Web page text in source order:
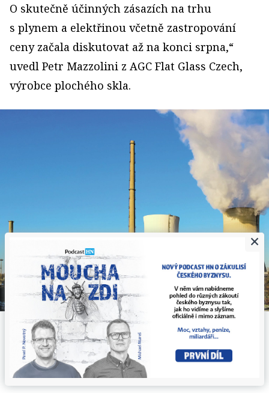
O skutečně účinných zásazích na trhu
s plynem a elektřinou včetně zastropování
ceny začala diskutovat až na konci srpna,“
uvedl Petr Mazzolini z AGC Flat Glass Czech,
výrobce plochého skla.
Dvě ze tří posledních německých jaderných elektráren, které
měly na konci roku skončit, zůstanou do dubna 2023 v
pohotovostním režimu.
×